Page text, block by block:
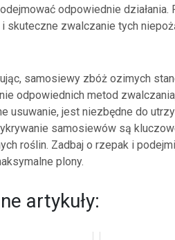
odpowiednie
i skuteczne zwalczanie tych
samosiewy zbóż ozimych
odpowiednich metod
usuwanie, jest niezbędne do
samosiewów są
roślin. Zadbaj o rzepak i
plony.
artykuły: